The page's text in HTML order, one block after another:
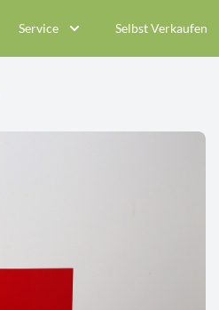
Service Selbst Verkaufen